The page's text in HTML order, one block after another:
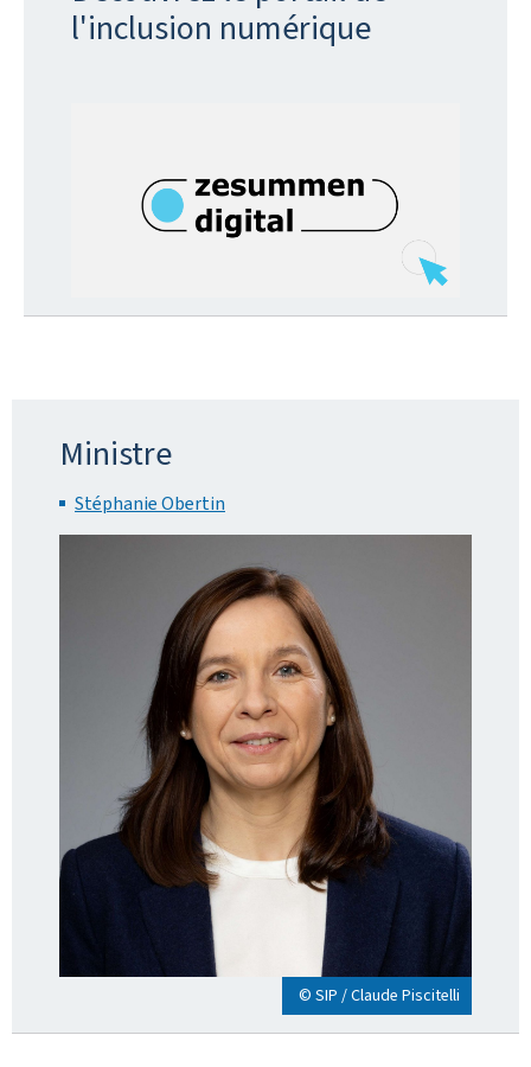
l'inclusion numérique
Ministre
Stéphanie Obertin
© SIP / Claude Piscitelli